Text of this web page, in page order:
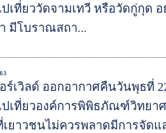
เที่ยววัดจามเทวี หรือวัดกู่กุด
มีโบราณสถา...
ร์เวิลด์ ออกอากาศคืนวันพุธที่
เที่ยวองค์การพิพิธภัณฑ์วิทยา
ยาวชนไม่ควรพลาดมีการจัดแ